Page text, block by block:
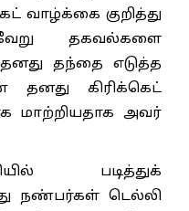
வாழ்க்கை குறித்து
தகவல்களை
தனது தந்தை எடுத்த
தனது கிரிக்கெட்
மாற்றியதாக அவர்
படித்துக்
நண்பர்கள் டெல்லி